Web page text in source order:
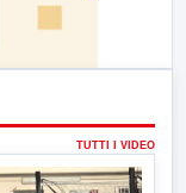
TUTTI I VIDEO